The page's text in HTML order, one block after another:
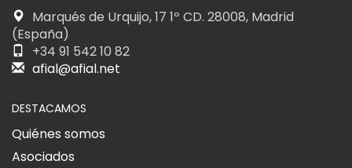
Marqués de Urquijo, 17 1º CD. 28008, Madrid
(España)
+34 91 542 10 82
afial@afial.net
DESTACAMOS
Quiénes somos
Asociados